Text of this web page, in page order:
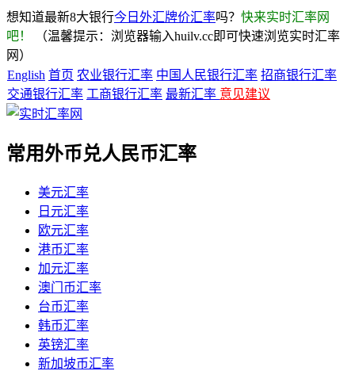
想知道最新8大银行今日外汇牌价汇率吗？ 快来实时汇率网
吧！
（温馨提示：浏览器输入huilv.cc即可快速浏览实时汇率
网）
English 首页 农业银行汇率 中国人民银行汇率 招商银行汇率
交通银行汇率 工商银行汇率 最新汇率 意见建议
常用外币兑人民币汇率
美元汇率
日元汇率
欧元汇率
港币汇率
加元汇率
澳门币汇率
台币汇率
韩币汇率
英镑汇率
新加坡币汇率